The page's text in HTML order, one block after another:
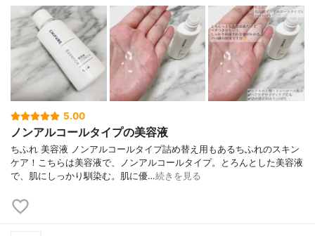
5.00
ノンアルコールタイプの美容液
ちふれ 美容液 ノンアルコールタイプ詰め替え用もあるちふれのスキン
ケア！こちらは美容液で、ノンアルコールタイプ。とろんとした美容液
で、肌にしっかり馴染む。肌に優…続きを見る